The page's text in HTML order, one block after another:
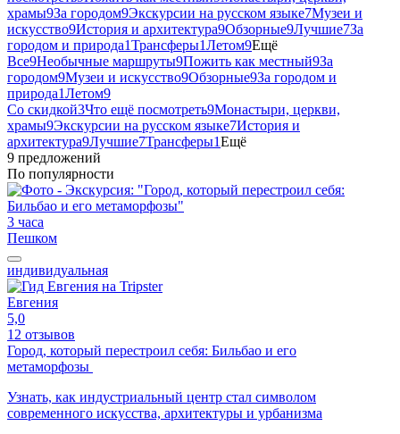
храмы9За городом9Экскурсии на русском языке7Музеи и
искусство9История и архитектура9Обзорные9Лучшие7За
городом и природа1Трансферы1Летом9Ещё
Все9Необычные маршруты9Пожить как местный9За
городом9Музеи и искусство9Обзорные9За городом и
природа1Летом9
Со скидкой3Что ещё посмотреть9Монастыри, церкви,
храмы9Экскурсии на русском языке7История и
архитектура9Лучшие7Трансферы1Ещё
9 предложений
По популярности
3 часа
Пешком
индивидуальная
Евгения
5,0
12 отзывов
Город, который перестроил себя: Бильбао и его
метаморфозы
Узнать, как индустриальный центр стал символом
современного искусства, архитектуры и урбанизма